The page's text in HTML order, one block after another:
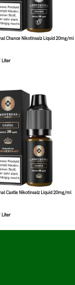
Chance Nikotinsalz Liquid 20mg/ml
Liter
Castle Nikotinsalz Liquid 20mg/ml
Liter